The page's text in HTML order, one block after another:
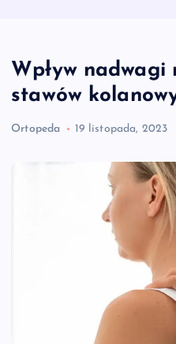
Wpływ nadwagi
stawów
Ortopeda 19 listopada, 2023